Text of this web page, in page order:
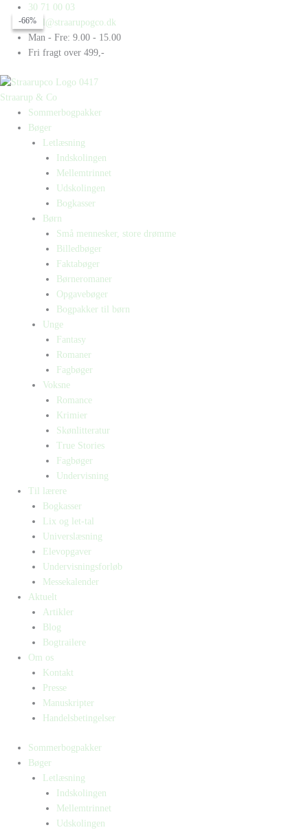
indholdet
30 71 00 03
mail@straarupogco.dk
Man - Fre: 9.00 - 15.00
Fri fragt over 499,-
Straarup & Co
Sommerbogpakker
Bøger
Letlæsning
Indskolingen
Mellemtrinnet
Udskolingen
Bogkasser
Børn
Små mennesker, store drømme
Billedbøger
Faktabøger
Børneromaner
Opgavebøger
Bogpakker til børn
Unge
Fantasy
Romaner
Fagbøger
Voksne
Romance
Krimier
Skønlitteratur
True Stories
Fagbøger
Undervisning
Til lærere
Bogkasser
Lix og let-tal
Universlæsning
Elevopgaver
Undervisningsforløb
Messekalender
Aktuelt
Artikler
Blog
Bogtrailere
Om os
Kontakt
Presse
Manuskripter
Handelsbetingelser
Sommerbogpakker
Bøger
Letlæsning
Indskolingen
Mellemtrinnet
Udskolingen
Products
search
Products
search
Søløver
-66%
-66%